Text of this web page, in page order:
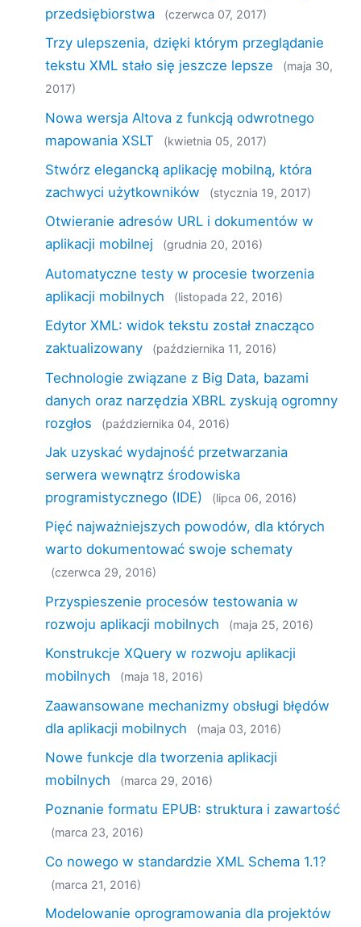
przedsiębiorstwa
(czerwca 07, 2017)
Trzy ulepszenia, dzięki którym przeglądanie
tekstu XML stało się jeszcze lepsze
(maja 30,
2017)
Nowa wersja Altova z funkcją odwrotnego
mapowania XSLT
(kwietnia 05, 2017)
Stwórz elegancką aplikację mobilną, która
zachwyci użytkowników
(stycznia 19, 2017)
Otwieranie adresów URL i dokumentów w
aplikacji mobilnej
(grudnia 20, 2016)
Automatyczne testy w procesie tworzenia
aplikacji mobilnych
(listopada 22, 2016)
Edytor XML: widok tekstu został znacząco
zaktualizowany
(października 11, 2016)
Technologie związane z Big Data, bazami
danych oraz narzędzia XBRL zyskują ogromny
rozgłos
(października 04, 2016)
Jak uzyskać wydajność przetwarzania
serwera wewnątrz środowiska
programistycznego (IDE)
(lipca 06, 2016)
Pięć najważniejszych powodów, dla których
warto dokumentować swoje schematy
(czerwca 29, 2016)
Przyspieszenie procesów testowania w
rozwoju aplikacji mobilnych
(maja 25, 2016)
Konstrukcje XQuery w rozwoju aplikacji
mobilnych
(maja 18, 2016)
Zaawansowane mechanizmy obsługi błędów
dla aplikacji mobilnych
(maja 03, 2016)
Nowe funkcje dla tworzenia aplikacji
mobilnych
(marca 29, 2016)
Poznanie formatu EPUB: struktura i zawartość
(marca 23, 2016)
Co nowego w standardzie XML Schema 1.1?
(marca 21, 2016)
Modelowanie oprogramowania dla projektów